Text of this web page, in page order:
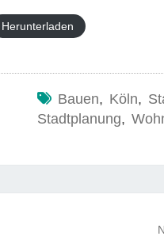
Herunterladen
Bauen, Köln,
Stadtplanung,